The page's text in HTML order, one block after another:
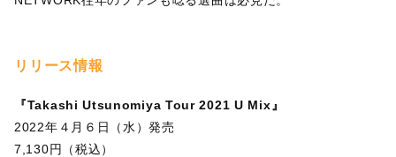
リリース情報
『Takashi Utsunomiya Tour 2021 U Mix』
2022年４月６日（水）発売
7,130円（税込）